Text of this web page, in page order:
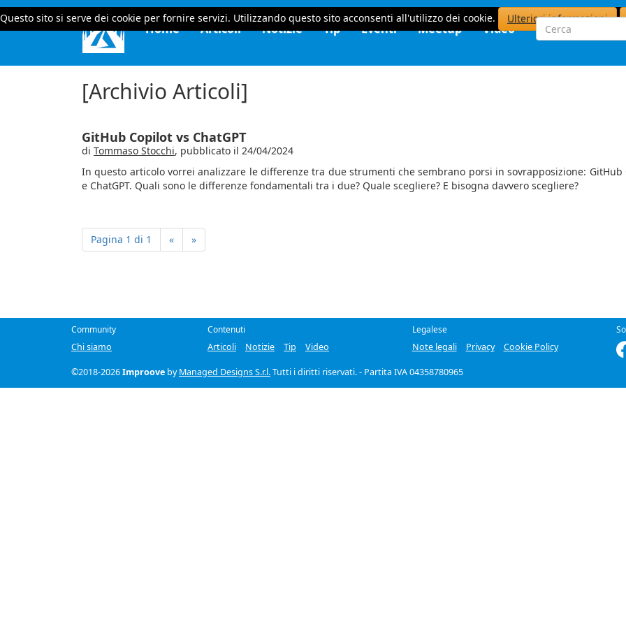
Questo sito si serve dei cookie per fornire servizi. Utilizzando questo sito acconsenti all'utilizzo dei cookie. Ulteriori informazioni
Home Articoli Notizie Tip Eventi Meetup Video
[Archivio Articoli]
GitHub Copilot vs ChatGPT
di Tommaso Stocchi, pubblicato il 24/04/2024
In questo articolo vorrei analizzare le differenze tra due strumenti che sembrano porsi in sovrapposizione: GitHub
e ChatGPT. Quali sono le differenze fondamentali tra i due? Quale scegliere? E bisogna davvero scegliere?
Pagina 1 di 1 « »
Community
Chi siamo
Contenuti
Articoli
Notizie Tip Video
Legalese
Note legali
Privacy Cookie Policy
©2018-2026Improove byManaged Designs S.r.l.Tutti i diritti riservati. - Partita IVA 04358780965